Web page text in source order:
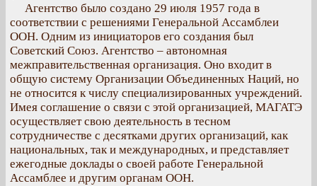
Агентство было создано 29 июля 1957 года в
соответствии с решениями Генеральной Ассамблеи
ООН. Одним из инициаторов его создания был
Советский Союз. Агентство – автономная
межправительственная организация. Оно входит в
общую систему Организации Объединенных Наций, но
не относится к числу специализированных учреждений.
Имея соглашение о связи с этой организацией, МАГАТЭ
осуществляет свою деятельность в тесном
сотрудничестве с десятками других организаций, как
национальных, так и международных, и представляет
ежегодные доклады о своей работе Генеральной
Ассамблее и другим органам ООН.